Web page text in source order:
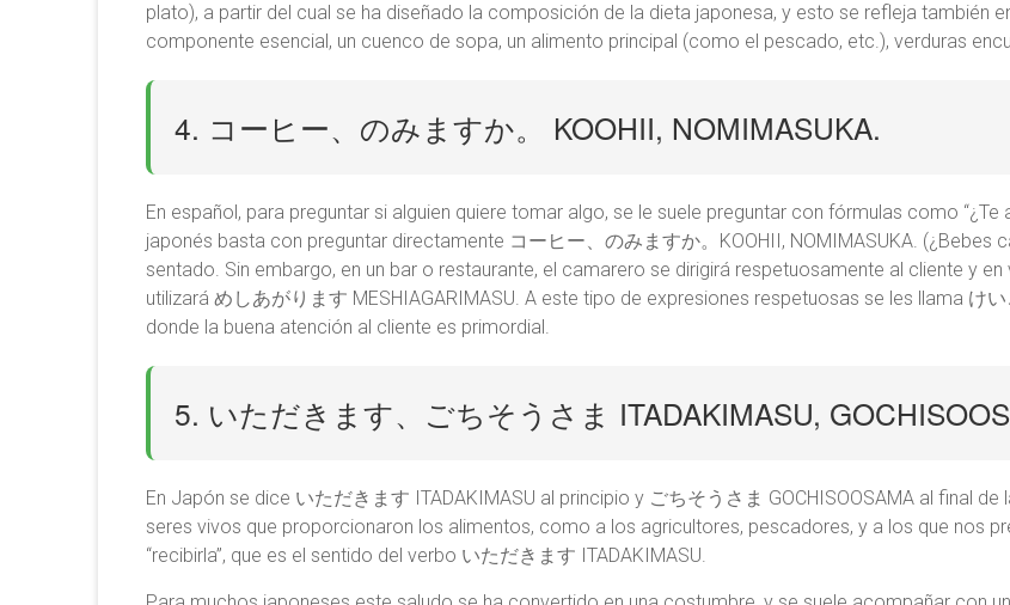
plato), a partir del cual se ha diseñado la composición de la dieta japonesa, y esto se refleja también
componente esencial, un cuenco de sopa, un alimento principal (como el pescado, etc.), verduras
4. コーヒー、のみますか。 KOOHII, NOMIMASUKA.
En español, para preguntar si alguien quiere tomar algo, se le suele preguntar con fórmulas como “¿Te
japonés basta con preguntar directamente コーヒー、のみますか。KOOHII, NOMIMASUKA.
sentado. Sin embargo, en un bar o restaurante, el camarero se dirigirá respetuosamente al cliente y en
utilizará めしあがります MESHIAGARIMASU. A este tipo de expresiones respetuosas se les llama け
donde la buena atención al cliente es primordial.
5. いただきます、ごちそうさま ITADAKIMASU,
En Japón se dice いただきます ITADAKIMASU al principio y ごちそうさま GOCHISOOSAMA al final
seres vivos que proporcionaron los alimentos, como a los agricultores, pescadores, y a los que nos
“recibirla”, que es el sentido del verbo いただきます ITADAKIMASU.